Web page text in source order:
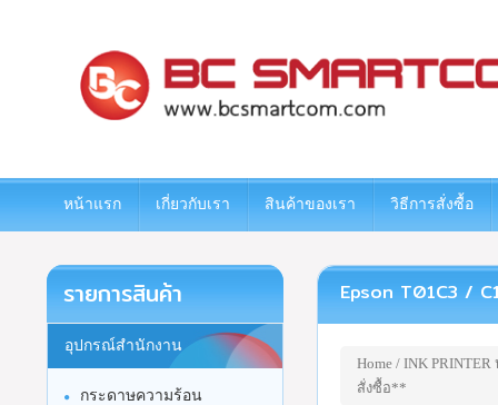
หน้าแรก เกี่ยวกับเรา สินค้าของเรา วิธีการสั่งซื้อ
Epson T01C3 /
Home/ INK
สั่งซื้อ**
รายการสินค้า
อุปกรณ์สำนักงาน
กระดาษความร้อน